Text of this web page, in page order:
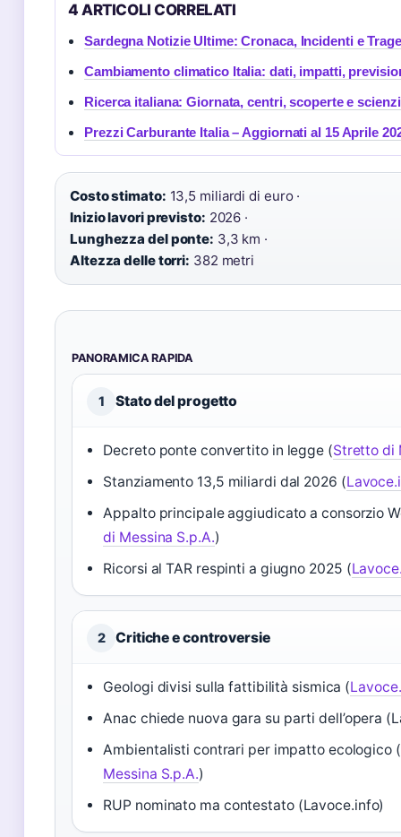
4 ARTICOLI CORRELATI
Sardegna Notizie Ultime: Cronaca, Incidenti e
Cambiamento climatico Italia: dati, impatti,
Ricerca italiana: Giornata, centri, scoperte e
Prezzi Carburante Italia – Aggiornati al 15 Aprile
Costo stimato: 13,5 miliardi di euro ·
Inizio lavori previsto: 2026 ·
Lunghezza del ponte: 3,3 km ·
Altezza delle torri: 382 metri
PANORAMICA RAPIDA
1 Stato del progetto
Decreto ponte convertito in legge (Stretto di
Stanziamento 13,5 miliardi dal 2026 (
Appalto principale aggiudicato a consorzio
di Messina S.p.A.)
Ricorsi al TAR respinti a giugno 2025 (
2 Critiche e controversie
Geologi divisi sulla fattibilità sismica (
Anac chiede nuova gara su parti dell’opera
Ambientalisti contrari per impatto ecologico (
Messina S.p.A.)
RUP nominato ma contestato (Lavoce.info)